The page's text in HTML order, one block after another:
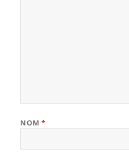
NOM*